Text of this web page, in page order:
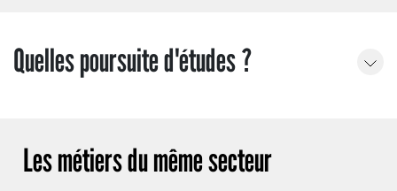
Quelles poursuite d'études ?
Les métiers du même secteur